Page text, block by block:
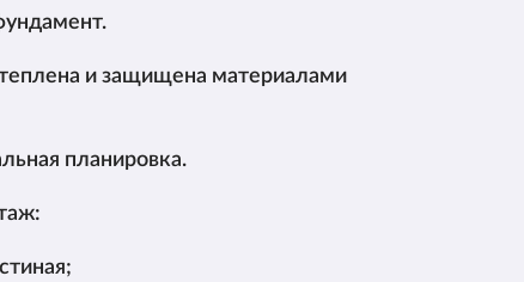
и защищена материалами
планировка.